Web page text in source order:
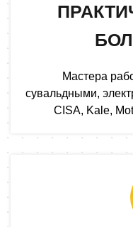
Мастера
сувальдными,
CISA, Kale,